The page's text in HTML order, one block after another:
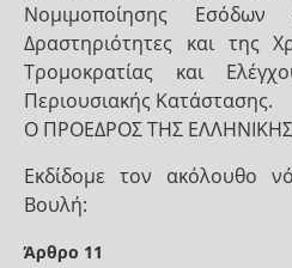
Νομιμοποίησης Εσόδων
Δραστηριότητες και της
Τρομοκρατίας και
Περιουσιακής Κατάστασης.
Ο ΠΡΟΕΔΡΟΣ ΤΗΣ
Εκδίδομε τον ακόλουθο
Βουλή:
Άρθρο 11